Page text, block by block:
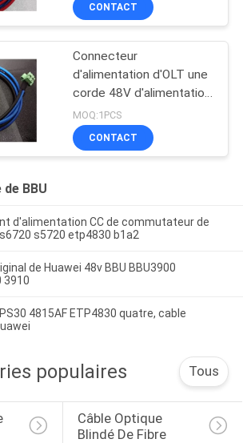
CONTACT
Connecteur
d'alimentation d'OLT une
corde 48V d'alimentation
CC 5516-04
MOQ:1PCS
CONTACT
BBU
d'alimentation CC de commutateur de
s5720 etp4830 b1a2
de Huawei 48v BBU BBU3900
3910
4815AF ETP4830 quatre, cable
populaires Tous
Câble Optique
Blindé De Fibre